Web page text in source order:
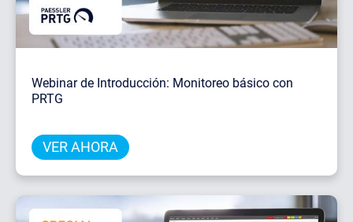
Webinar de Introducción: Monitoreo básico con
PRTG
VER AHORA